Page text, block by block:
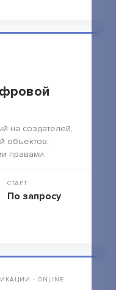
на создателей,
объектов,
правами.
СТАРТ
По запросу
- ONLINE